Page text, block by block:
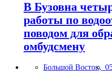
В Бузовна
работы по
поводом для
омбудсмену
Большой Восток,